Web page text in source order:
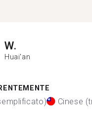
W.
Huai'an
Cinese